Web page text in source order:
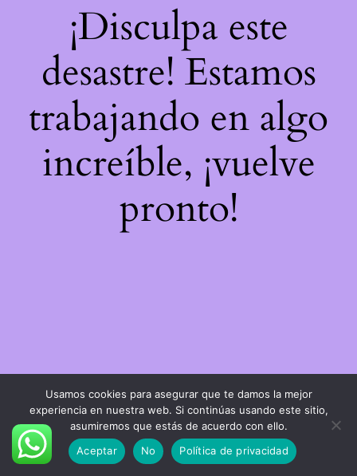
¡Disculpa este
desastre! Estamos
trabajando en algo
increíble, ¡vuelve
pronto!
Usamos cookies para asegurar que te damos la mejor
experiencia en nuestra web. Si continúas usando este sitio,
asumiremos que estás de acuerdo con ello.
Aceptar
No Política de privacidad